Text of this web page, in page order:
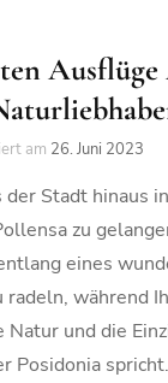
am 26. Juni 2023
Stadt hinaus
zu
eines
radeln, während
Natur und die
Posidonia